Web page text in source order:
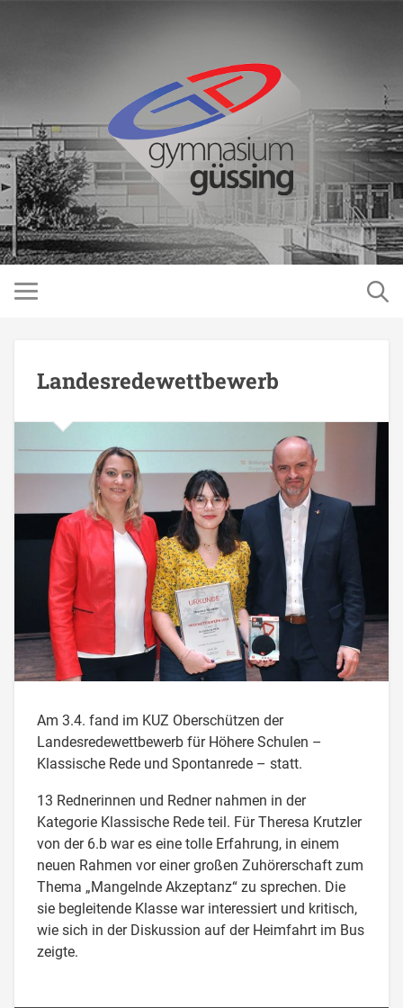
Landesredewettbewerb
Am 3.4. fand im KUZ Oberschützen der
Landesredewettbewerb für Höhere Schulen –
Klassische Rede und Spontanrede – statt.
13 Rednerinnen und Redner nahmen in der
Kategorie Klassische Rede teil. Für Theresa Krutzler
von der 6.b war es eine tolle Erfahrung, in einem
neuen Rahmen vor einer großen Zuhörerschaft zum
Thema „Mangelnde Akzeptanz“ zu sprechen. Die
sie begleitende Klasse war interessiert und kritisch,
wie sich in der Diskussion auf der Heimfahrt im Bus
zeigte.